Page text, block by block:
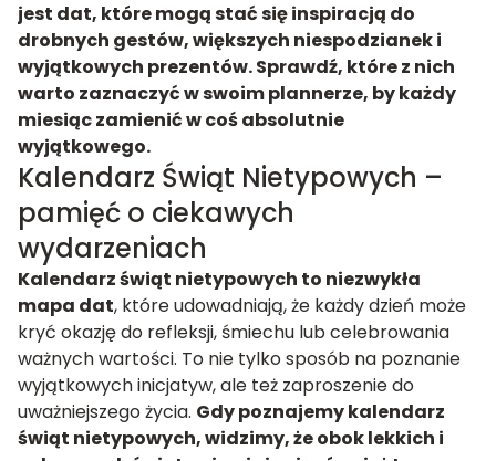
jest dat, które mogą stać się inspiracją do
drobnych gestów, większych niespodzianek i
wyjątkowych prezentów. Sprawdź, które z nich
warto zaznaczyć w swoim plannerze, by każdy
miesiąc zamienić w coś absolutnie
wyjątkowego.
Kalendarz Świąt Nietypowych –
pamięć o ciekawych
wydarzeniach
Kalendarz świąt nietypowych to niezwykła
mapa dat, które udowadniają, że każdy dzień może
kryć okazję do refleksji, śmiechu lub celebrowania
ważnych wartości. To nie tylko sposób na poznanie
wyjątkowych inicjatyw, ale też zaproszenie do
uważniejszego życia. Gdy poznajemy kalendarz
świąt nietypowych, widzimy, że obok lekkich i